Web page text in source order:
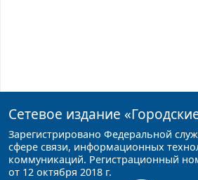
Сетевое издание
Зарегистрировано Федеральной
сфере связи, информационных
коммуникаций. Регистрационный
от 12 октября 2018 г.